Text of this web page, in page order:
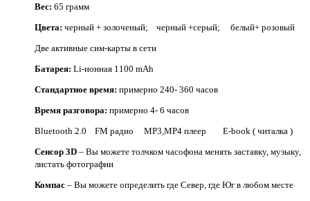
Вес: 65 грамм
Цвета: черный + золоченый; черный +серый; белый+ розовый
Две активные сим-карты в сети
Батарея: Li-ионная 1100 mAh
Стандартное время: примерно 240- 360 часов
Время разговора: примерно 4- 6 часов
Bluetooth 2.0 FM радио MP3,MP4 плеер E-book ( читалка )
Сенсор 3D – Вы можете толчком часофона менять заставку, музыку,
листать фотографии
Компас – Вы можете определить где Север, где Юг в любом месте